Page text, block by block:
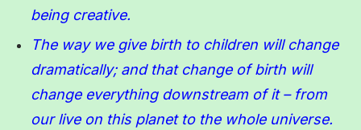
being creative.
The way we give birth to children will change
dramatically; and that change of birth will
change everything downstream of it – from
our live on this planet to the whole universe.